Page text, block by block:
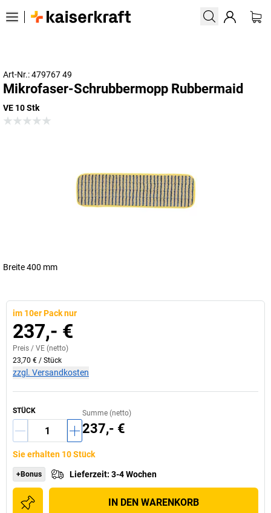
Art-Nr.: 479767 49
Mikrofaser-Schrubbermopp Rubbermaid
VE 10 Stk
Breite 400 mm
im 10er Pack nur
237,- €
Preis / VE (netto)
23,70 € / Stück
zzgl. Versandkosten
STÜCK Summe (netto)
237,- €
Sie erhalten 10 Stück
+Bonus Lieferzeit: 3-4 Wochen
IN DEN WARENKORB